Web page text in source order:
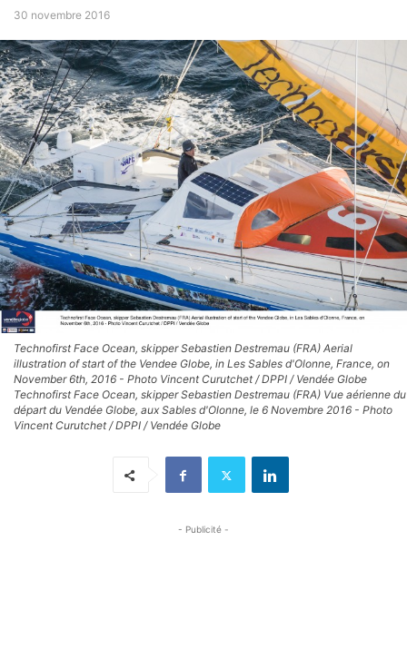
30 novembre 2016
Technofirst Face Ocean, skipper Sebastien Destremau (FRA) Aerial
illustration of start of the Vendee Globe, in Les Sables d'Olonne, France, on
November 6th, 2016 - Photo Vincent Curutchet / DPPI / Vendée Globe
Technofirst Face Ocean, skipper Sebastien Destremau (FRA) Vue aérienne du
départ du Vendée Globe, aux Sables d'Olonne, le 6 Novembre 2016 - Photo
Vincent Curutchet / DPPI / Vendée Globe
- Publicité -